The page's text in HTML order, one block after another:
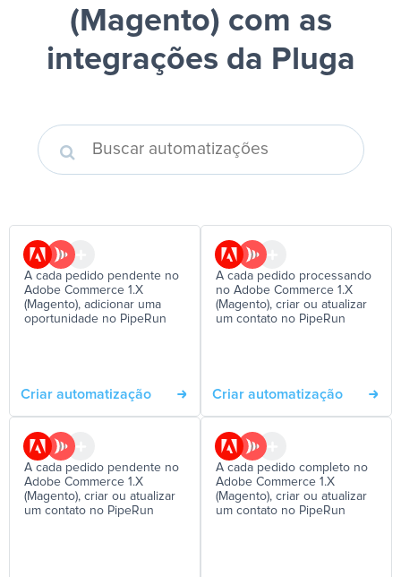
(Magento) com as
integrações da Pluga
A cada pedido pendente no
Adobe Commerce 1.X
(Magento), adicionar uma
oportunidade no PipeRun
Criar automatização
A cada pedido processando
no Adobe Commerce 1.X
(Magento), criar ou atualizar
um contato no PipeRun
Criar automatização
A cada pedido pendente no
Adobe Commerce 1.X
(Magento), criar ou atualizar
um contato no PipeRun
A cada pedido completo no
Adobe Commerce 1.X
(Magento), criar ou atualizar
um contato no PipeRun